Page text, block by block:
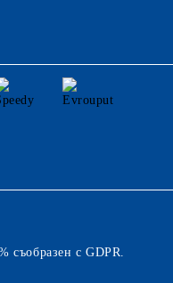
съобразен с GDPR.